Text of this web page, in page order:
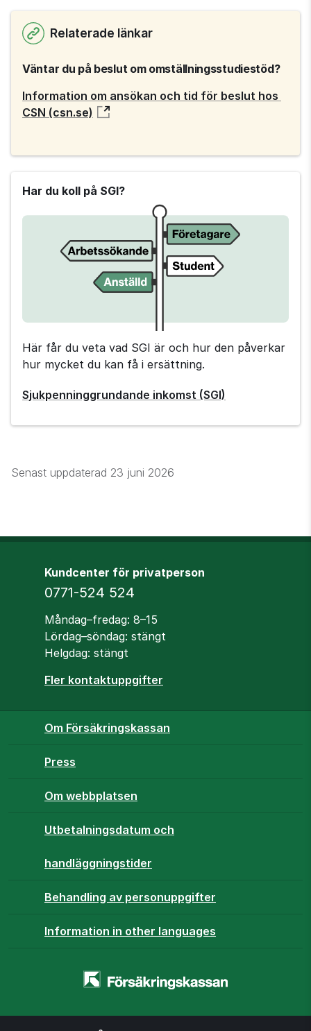
Relaterade länkar
Väntar du på beslut om omställningsstudiestöd?
Information om ansökan och tid för beslut hos
CSN (csn.se)
Tips
Försäkringskassan
Har du koll på SGI?
Här får du veta vad SGI är och hur den påverkar
hur mycket du kan få i ersättning.
Sjukpenninggrundande inkomst (SGI)
Senast uppdaterad 23 juni 2026
Kundcenter för privatperson
Telefon
0771-524 524
Öppettider
Måndag–fredag: 8–15
Lördag–söndag: stängt
Helgdag: stängt
Fler kontaktuppgifter
Om Försäkringskassan
Press
Om webbplatsen
Utbetalningsdatum och
handläggningstider
Behandling av personuppgifter
Information in other languages
Startsidan